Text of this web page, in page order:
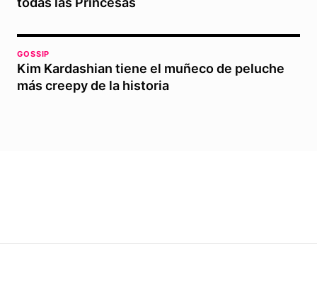
GOSSIP
Kim Kardashian tiene el muñeco de peluche
más creepy de la historia